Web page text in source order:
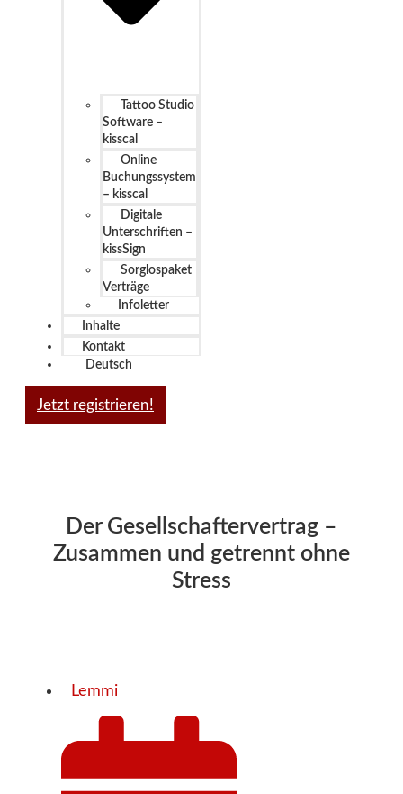
Tattoo Studio
Software –
kisscal
Online
Buchungssystem
– kisscal
Digitale
Unterschriften –
kissSign
Sorglospaket
Verträge
Infoletter
Inhalte
Kontakt
Deutsch
Jetzt registrieren!
Der Gesellschaftervertrag –
Zusammen und getrennt ohne
Stress
Lemmi